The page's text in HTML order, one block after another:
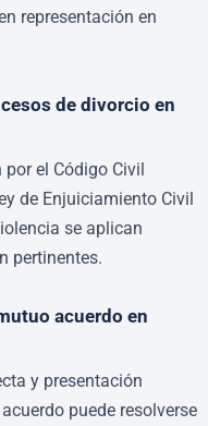
representación en
de divorcio en
el Código Civil
de Enjuiciamiento Civil
se aplican
pertinentes.
acuerdo en
y presentación
puede resolverse